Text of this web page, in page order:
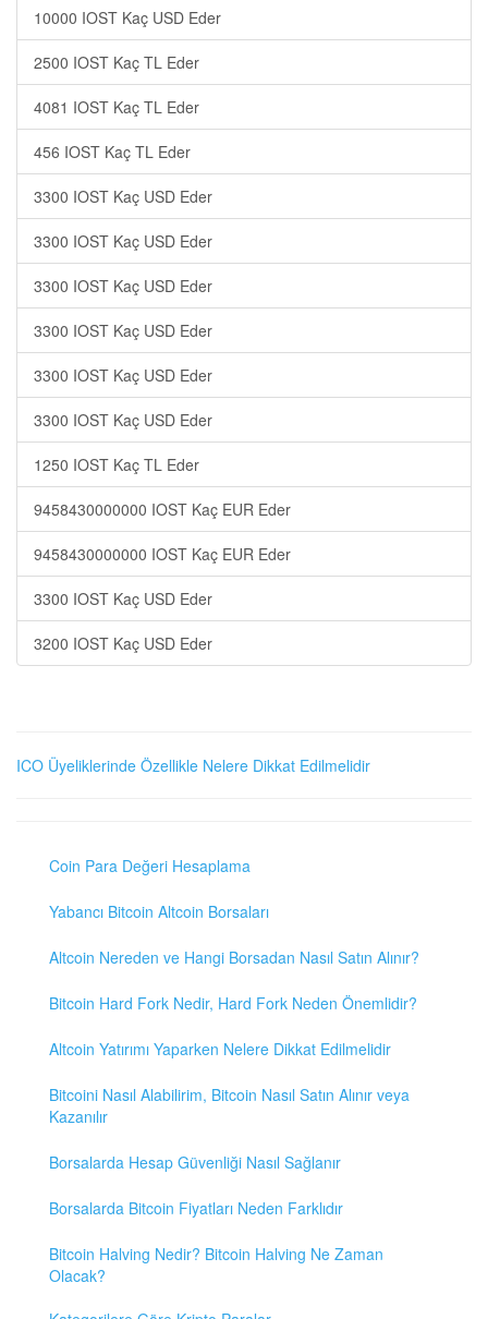
10000 IOST Kaç USD Eder
2500 IOST Kaç TL Eder
4081 IOST Kaç TL Eder
456 IOST Kaç TL Eder
3300 IOST Kaç USD Eder
3300 IOST Kaç USD Eder
3300 IOST Kaç USD Eder
3300 IOST Kaç USD Eder
3300 IOST Kaç USD Eder
3300 IOST Kaç USD Eder
1250 IOST Kaç TL Eder
9458430000000 IOST Kaç EUR Eder
9458430000000 IOST Kaç EUR Eder
3300 IOST Kaç USD Eder
3200 IOST Kaç USD Eder
ICO Üyeliklerinde Özellikle Nelere Dikkat Edilmelidir
Coin Para Değeri Hesaplama
Yabancı Bitcoin Altcoin Borsaları
Altcoin Nereden ve Hangi Borsadan Nasıl Satın Alınır?
Bitcoin Hard Fork Nedir, Hard Fork Neden Önemlidir?
Altcoin Yatırımı Yaparken Nelere Dikkat Edilmelidir
Bitcoini Nasıl Alabilirim, Bitcoin Nasıl Satın Alınır veya
Kazanılır
Borsalarda Hesap Güvenliği Nasıl Sağlanır
Borsalarda Bitcoin Fiyatları Neden Farklıdır
Bitcoin Halving Nedir? Bitcoin Halving Ne Zaman
Olacak?